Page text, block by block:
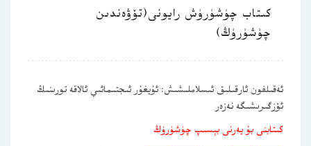
كىتاب چۈشۈرۈش رايونى(تۆۋەندىن
چۈشۈرۈڭ)
ئەقىلفون ئارقىلىق ئىسلاملىشىش: ئۇيغۇر ئىجتىمائىي ئالاقە تورىنىڭ
ئۆزگىرىشىگە نەزەر
كىتابنى بۇ يەرنى بېسىپ چۈشۈرۈڭ